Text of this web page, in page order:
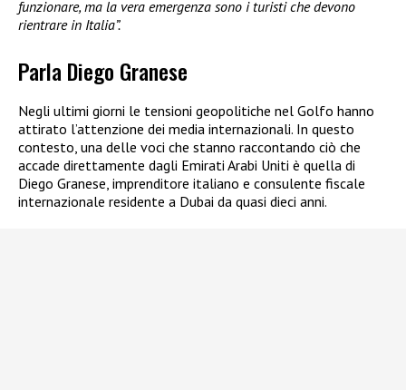
funzionare, ma la vera emergenza sono i turisti che devono
rientrare in Italia”.
Parla Diego Granese
Negli ultimi giorni le tensioni geopolitiche nel Golfo hanno
attirato l’attenzione dei media internazionali. In questo
contesto, una delle voci che stanno raccontando ciò che
accade direttamente dagli Emirati Arabi Uniti è quella di
Diego Granese, imprenditore italiano e consulente fiscale
internazionale residente a Dubai da quasi dieci anni.